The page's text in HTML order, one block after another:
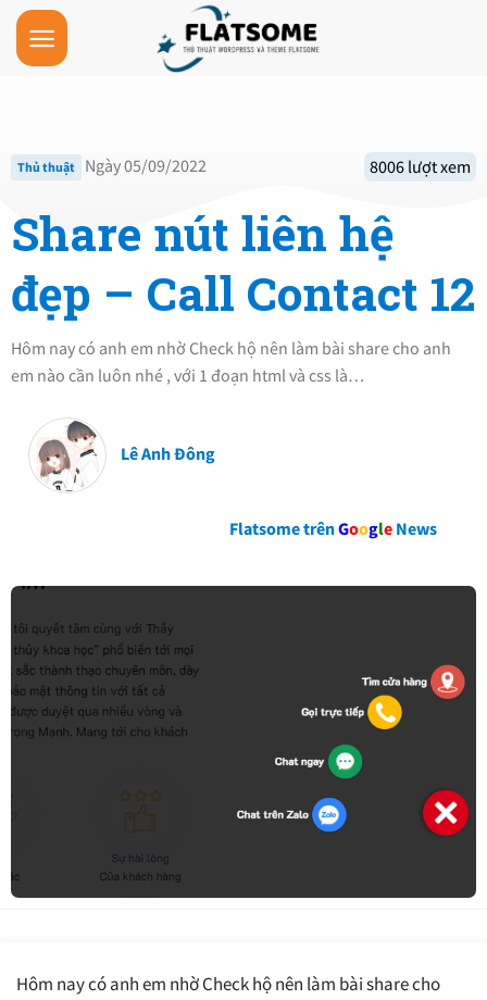
Skip
content
Thủ thuật Ngày 05/09/2022 8006 lượt xem
Share nút liên hệ
đẹp – Call Contact 12
Hôm nay có anh em nhờ Check hộ nên làm bài share cho anh
em nào cần luôn nhé , với 1 đoạn html và css là…
Lê Anh Đông
Flatsome trênGoogle News
Hôm nay có anh em nhờ Check hộ nên làm bài share cho